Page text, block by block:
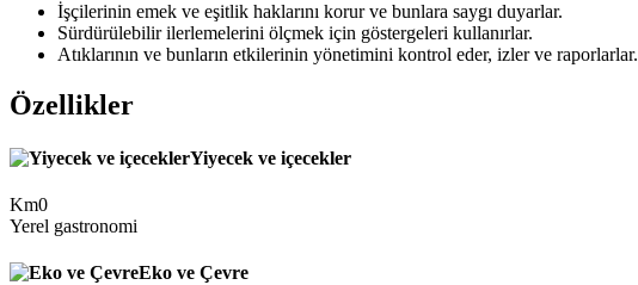
İşçilerinin emek ve eşitlik haklarını korur ve bunlara saygı duyarlar.
Sürdürülebilir ilerlemelerini ölçmek için göstergeleri kullanırlar.
Atıklarının ve bunların etkilerinin yönetimini kontrol eder, izler ve raporlarlar.
Özellikler
Yiyecek ve içecekler
Km0
Yerel gastronomi
Eko ve Çevre